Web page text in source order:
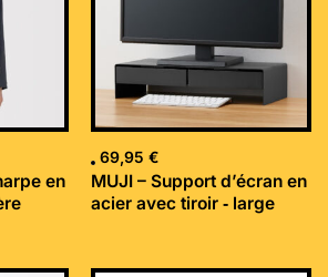
en
69,95 €
MUJI – Support d’écran en
acier avec tiroir ‐ large